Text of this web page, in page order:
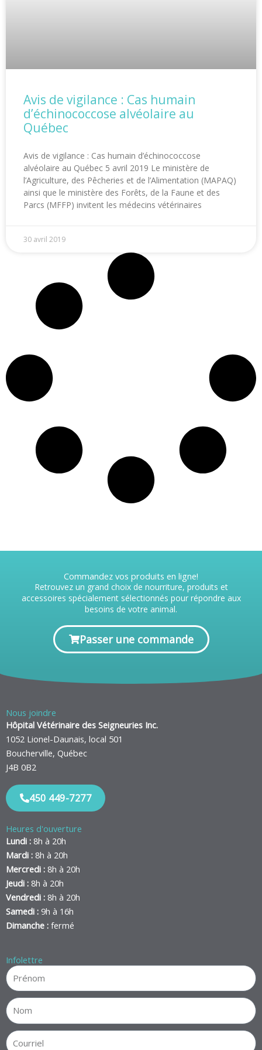
Avis de vigilance : Cas humain
d’échinococcose alvéolaire au
Québec
Avis de vigilance : Cas humain d’échinococcose
alvéolaire au Québec 5 avril 2019 Le ministère de
l’Agriculture, des Pêcheries et de l’Alimentation (MAPAQ)
ainsi que le ministère des Forêts, de la Faune et des
Parcs (MFFP) invitent les médecins vétérinaires
30 avril 2019
Commandez vos produits en ligne!
Retrouvez un grand choix de nourriture, produits et
accessoires spécialement sélectionnés pour répondre aux
besoins de votre animal.
Passer une commande
Nous joindre
Hôpital Vétérinaire des Seigneuries Inc.
1052 Lionel-Daunais, local 501
Boucherville, Québec
J4B 0B2
450 449-7277
Heures d'ouverture
Lundi : 8h à 20h
Mardi : 8h à 20h
Mercredi : 8h à 20h
Jeudi : 8h à 20h
Vendredi : 8h à 20h
Samedi : 9h à 16h
Dimanche : fermé
Infolettre